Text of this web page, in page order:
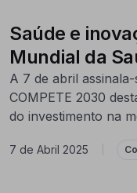
Saúde e
Mundial da
A 7 de abril
COMPETE 2030
do investimento na
7 de Abril 2025